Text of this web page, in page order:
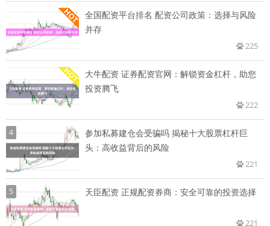
全国配资平台排名 配资公司政策：选择与风险
并存
225
大牛配资 证券配资官网：解锁资金杠杆，助您
投资腾飞
222
4
参加私募建仓会受骗吗 揭秘十大股票杠杆巨
头：高收益背后的风险
221
5 天臣配资 正规配资券商：安全可靠的投资选择
221